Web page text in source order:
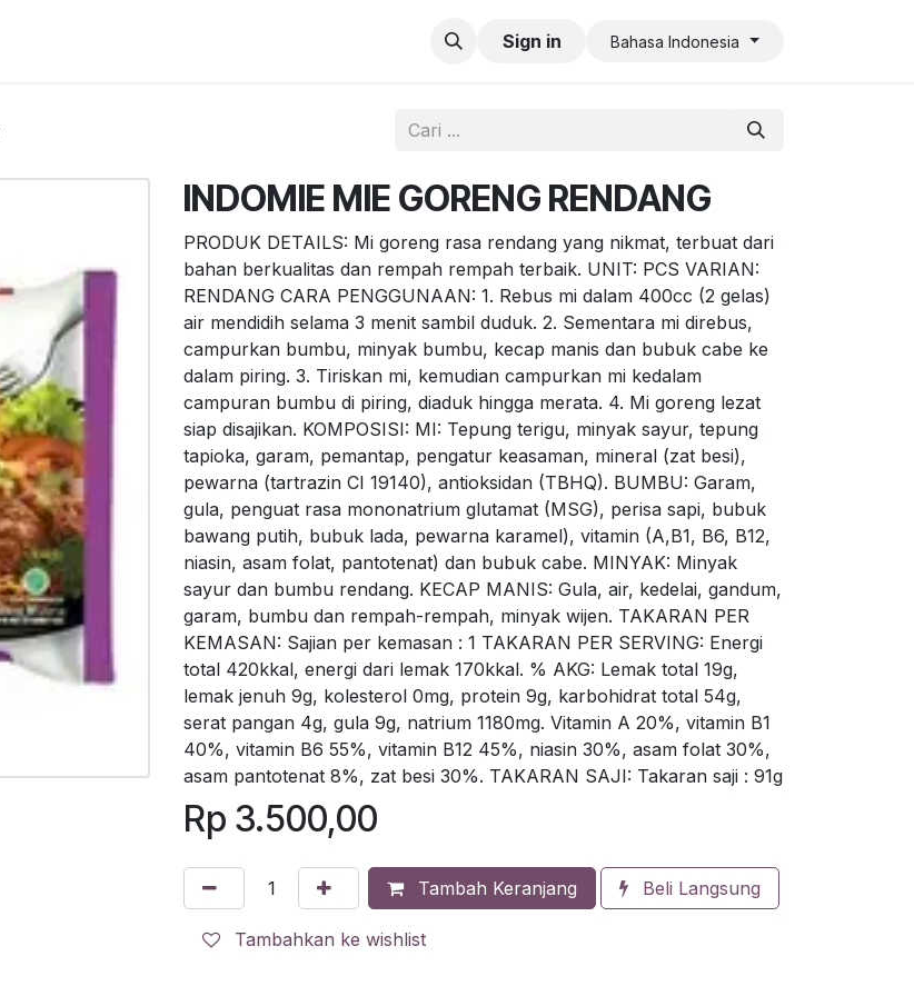
Scan QR Code Limit
Sign in Bahasa Indonesia
INDOMIE MIE GORENG RENDANG
PRODUK DETAILS: Mi goreng rasa rendang yang nikmat, terbuat dari
bahan berkualitas dan rempah rempah terbaik. UNIT: PCS VARIAN:
RENDANG CARA PENGGUNAAN: 1. Rebus mi dalam 400cc (2 gelas)
air mendidih selama 3 menit sambil duduk. 2. Sementara mi direbus,
campurkan bumbu, minyak bumbu, kecap manis dan bubuk cabe ke
dalam piring. 3. Tiriskan mi, kemudian campurkan mi kedalam
campuran bumbu di piring, diaduk hingga merata. 4. Mi goreng lezat
siap disajikan. KOMPOSISI: MI: Tepung terigu, minyak sayur, tepung
tapioka, garam, pemantap, pengatur keasaman, mineral (zat besi),
pewarna (tartrazin CI 19140), antioksidan (TBHQ). BUMBU: Garam,
gula, penguat rasa mononatrium glutamat (MSG), perisa sapi, bubuk
bawang putih, bubuk lada, pewarna karamel), vitamin (A,B1, B6, B12,
niasin, asam folat, pantotenat) dan bubuk cabe. MINYAK: Minyak
sayur dan bumbu rendang. KECAP MANIS: Gula, air, kedelai, gandum,
garam, bumbu dan rempah-rempah, minyak wijen. TAKARAN PER
KEMASAN: Sajian per kemasan : 1 TAKARAN PER SERVING: Energi
total 420kkal, energi dari lemak 170kkal. % AKG: Lemak total 19g,
lemak jenuh 9g, kolesterol 0mg, protein 9g, karbohidrat total 54g,
serat pangan 4g, gula 9g, natrium 1180mg. Vitamin A 20%, vitamin B1
40%, vitamin B6 55%, vitamin B12 45%, niasin 30%, asam folat 30%,
asam pantotenat 8%, zat besi 30%. TAKARAN SAJI: Takaran saji : 91g
Rp 3.500,00
Tambah Keranjang Beli Langsung
Tambahkan ke wishlist